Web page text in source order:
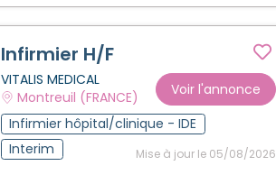
Infirmier H/F
VITALIS MEDICAL
Montreuil (FRANCE)
Voir l'annonce
Infirmier hôpital/clinique - IDE
Interim
Mise à jour le 05/08/2026